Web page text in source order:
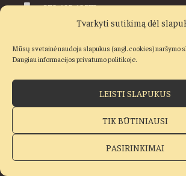
Tvarkyti sutikimą dėl
Mūsų svetainė naudoja slapukus (angl. cookies) naršymo
Daugiau informacijos privatumo politikoje.
LEISTI SLAPUKUS
TIK BŪTINIAUSI
PASIRINKIMAI
+370 685 40773
Ludoturris
Visos teisės saugomos © 2019–2026 Ludo
gama“
Pirkimo taisyklės